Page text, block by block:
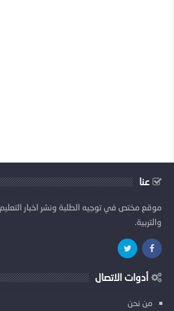
عنا
موقع مختص في توجيه الطلبة ونشر اخبار
والتربية.
أدوات الاتصال
من نحن